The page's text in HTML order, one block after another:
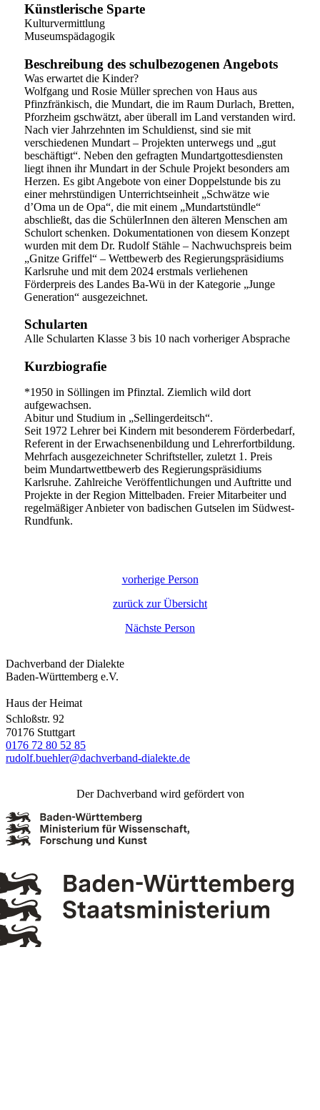
Künstlerische Sparte
Kulturvermittlung
Museumspädagogik
Beschreibung des schulbezogenen Angebots
Was erwartet die Kinder?
Wolfgang und Rosie Müller sprechen von Haus aus
Pfinzfränkisch, die Mundart, die im Raum Durlach, Bretten,
Pforzheim gschwätzt, aber überall im Land verstanden wird.
Nach vier Jahrzehnten im Schuldienst, sind sie mit
verschiedenen Mundart – Projekten unterwegs und „gut
beschäftigt“. Neben den gefragten Mundartgottesdiensten
liegt ihnen ihr Mundart in der Schule Projekt besonders am
Herzen. Es gibt Angebote von einer Doppelstunde bis zu
einer mehrstündigen Unterrichtseinheit „Schwätze wie
d’Oma un de Opa“, die mit einem „Mundartstündle“
abschließt, das die SchülerInnen den älteren Menschen am
Schulort schenken. Dokumentationen von diesem Konzept
wurden mit dem Dr. Rudolf Stähle – Nachwuchspreis beim
„Gnitze Griffel“ – Wettbewerb des Regierungspräsidiums
Karlsruhe und mit dem 2024 erstmals verliehenen
Förderpreis des Landes Ba-Wü in der Kategorie „Junge
Generation“ ausgezeichnet.
Schularten
Alle Schularten Klasse 3 bis 10 nach vorheriger Absprache
Kurzbiografie
*1950 in Söllingen im Pfinztal. Ziemlich wild dort
aufgewachsen.
Abitur und Studium in „Sellingerdeitsch“.
Seit 1972 Lehrer bei Kindern mit besonderem Förderbedarf,
Referent in der Erwachsenenbildung und Lehrerfortbildung.
Mehrfach ausgezeichneter Schriftsteller, zuletzt 1. Preis
beim Mundartwettbewerb des Regierungspräsidiums
Karlsruhe. Zahlreiche Veröffentlichungen und Auftritte und
Projekte in der Region Mittelbaden. Freier Mitarbeiter und
regelmäßiger Anbieter von badischen Gutselen im Südwest-
Rundfunk.
vorherige Person
zurück zur Übersicht
Nächste Person
Dachverband der Dialekte
Baden-Württemberg e.V.
Haus der Heimat
Schloßstr. 92
70176 Stuttgart
0176 72 80 52 85
rudolf.buehler@dachverband-dialekte.de
Der Dachverband wird gefördert von